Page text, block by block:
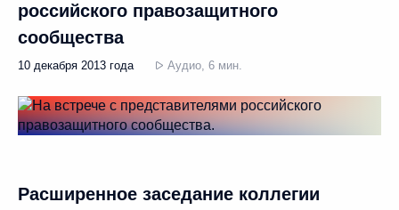
российского правозащитного
сообщества
10 декабря 2013 года Аудио, 6 мин.
Расширенное заседание коллегии